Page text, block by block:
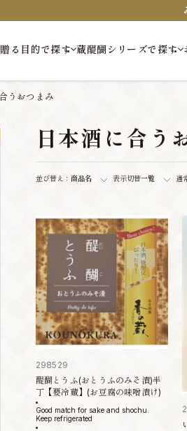
贈る目的で探す 蔵醍醐シリーズで探す
うおつまみ
日本酒に合う
並び替え： 商品名 表示切替一覧 通
298529
醍醐とうふ(おとうふのみそ漬)半
丁【要冷蔵】(お豆腐の味噌漬け)
Good match for sake and shochu.
Keep refrigerated